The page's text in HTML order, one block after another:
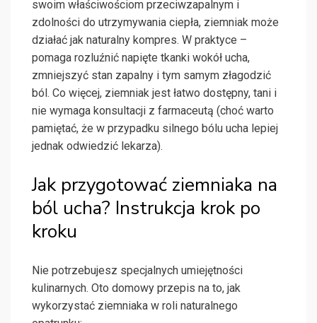
swoim właściwościom przeciwzapalnym i
zdolności do utrzymywania ciepła, ziemniak może
działać jak naturalny kompres. W praktyce –
pomaga rozluźnić napięte tkanki wokół ucha,
zmniejszyć stan zapalny i tym samym złagodzić
ból. Co więcej, ziemniak jest łatwo dostępny, tani i
nie wymaga konsultacji z farmaceutą (choć warto
pamiętać, że w przypadku silnego bólu ucha lepiej
jednak odwiedzić lekarza).
Jak przygotować ziemniaka na
ból ucha? Instrukcja krok po
kroku
Nie potrzebujesz specjalnych umiejętności
kulinarnych. Oto domowy przepis na to, jak
wykorzystać ziemniaka w roli naturalnego